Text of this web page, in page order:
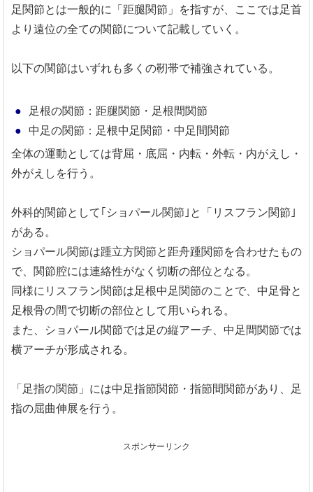
足関節とは一般的に「距腿関節」を指すが、ここでは足首
より遠位の全ての関節について記載していく。
以下の関節はいずれも多くの靭帯で補強されている。
足根の関節：距腿関節・足根間関節
中足の関節：足根中足関節・中足間関節
全体の運動としては背屈・底屈・内転・外転・内がえし・
外がえしを行う。
外科的関節として｢ショパール関節｣と「リスフラン関節｣
がある。
ショパール関節は踵立方関節と距舟踵関節を合わせたもの
で、関節腔には連絡性がなく切断の部位となる。
同様にリスフラン関節は足根中足関節のことで、中足骨と
足根骨の間で切断の部位として用いられる。
また、ショパール関節では足の縦アーチ、中足間関節では
横アーチが形成される。
「足指の関節」には中足指節関節・指節間関節があり、足
指の屈曲伸展を行う。
スポンサーリンク